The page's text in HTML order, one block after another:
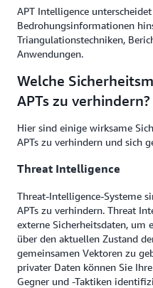
APT Intelligence
Bedrohungsinformationen
Triangulationstechniken,
Anwendungen.
Welche
APTs zu verhindern?
Hier sind einige wirksame
APTs zu verhindern und sich
Threat Intelligence
Threat-Intelligence-Systeme
APTs zu verhindern. Threat
externe Sicherheitsdaten, um
über den aktuellen Zustand
gemeinsamen Vektoren zu
privater Daten können Sie
Gegner und -Taktiken